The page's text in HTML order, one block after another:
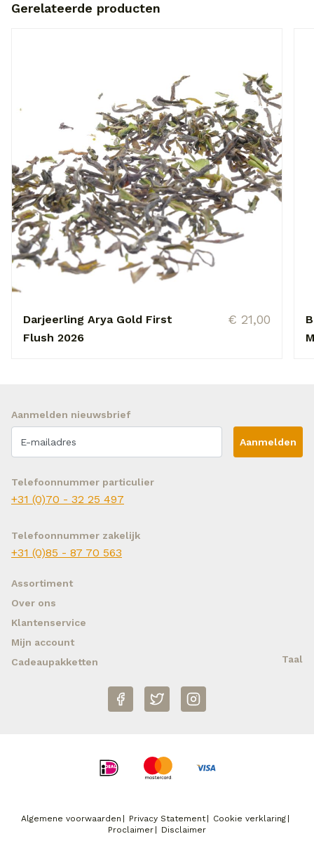
Gerelateerde producten
Darjeerling Arya Gold First
Flush 2026
€ 21,00
Assortiment
Over ons
Klantenservice
Mijn account
Cadeaupakketten
Telefoonnummer particulier
+31 (0)70 - 32 25 497
Telefoonnummer zakelijk
+31 (0)85 - 87 70 563
Aanmelden nieuwsbrief
Aanmelden
Taal
Algemene voorwaarden Privacy Statement
Cookie verklaring
Proclaimer
Disclaimer